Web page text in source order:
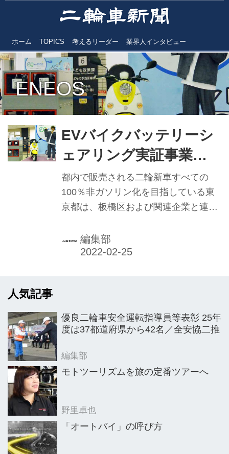
ホーム TOPICS 考えるリーダー 業界人インタビュー
ENEOS
EVバイクバッテリーシ
ェアリング実証事業
「e-Ride Tokyo」スタ
ート
都内で販売される二輪新車すべての
100％非ガソリン化を目指している東
京都は、板橋区および関連企業と連携
リーシェアリング実証事業「e-Ride
Tokyo」（イーライド東京）を、板橋
は、関係自治体や都民、企業の皆様な
ど多様な主体が心を合わせて取り組ん
メッセージが送られ、「行動の輪を広
げていきましょう」と呼びかけられ
編集部
人気記事
優良二輪車安全運転指導員等表彰 25年
度は37都道府県から42名／全安協二推
編集部
モトツーリズムを旅の定番ツアーへ
野里卓也
「オートバイ」の呼び方